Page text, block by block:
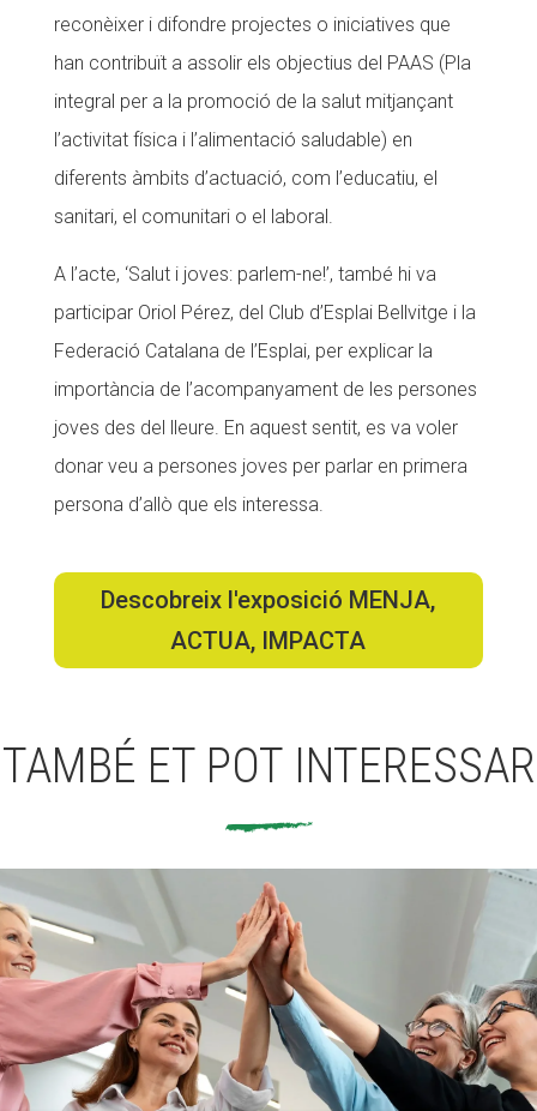
reconèixer i difondre projectes o iniciatives que
han contribuït a assolir els objectius del PAAS (Pla
integral per a la promoció de la salut mitjançant
l’activitat física i l’alimentació saludable) en
diferents àmbits d’actuació, com l’educatiu, el
sanitari, el comunitari o el laboral.
A l’acte, ‘Salut i joves: parlem-ne!’, també hi va
participar Oriol Pérez, del Club d’Esplai Bellvitge i la
Federació Catalana de l’Esplai, per explicar la
importància de l’acompanyament de les persones
joves des del lleure. En aquest sentit, es va voler
donar veu a persones joves per parlar en primera
persona d’allò que els interessa.
Descobreix l'exposició MENJA,
ACTUA, IMPACTA
TAMBÉ ET POT INTERESSAR
Diari de la Fundació
Fundesplai als mitjans
COL·LABORA
Fes un donatiu